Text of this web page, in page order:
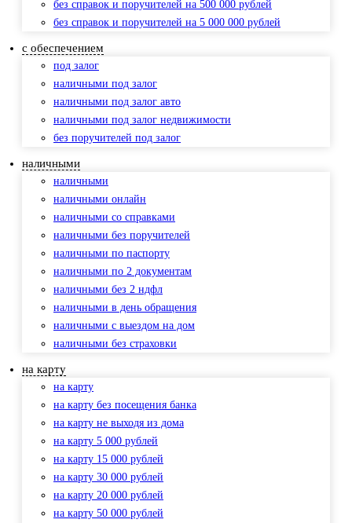
без справок и поручителей на 500 000 рублей
без справок и поручителей на 5 000 000 рублей
с обеспечением
под залог
наличными под залог
наличными под залог авто
наличными под залог недвижимости
без поручителей под залог
наличными
наличными
наличными онлайн
наличными со справками
наличными без поручителей
наличными по паспорту
наличными по 2 документам
наличными без 2 ндфл
наличными в день обращения
наличными с выездом на дом
наличными без страховки
на карту
на карту
на карту без посещения банка
на карту не выходя из дома
на карту 5 000 рублей
на карту 15 000 рублей
на карту 30 000 рублей
на карту 20 000 рублей
на карту 50 000 рублей